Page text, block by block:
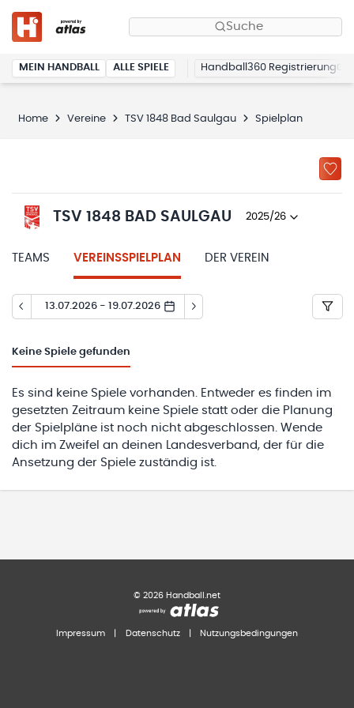
Suche
MEIN HANDBALL ALLE SPIELE Handball360 Registrierung
Home Vereine TSV 1848 Bad Saulgau Spielplan
TSV 1848 BAD SAULGAU 2025/26
TEAMS VEREINSSPIELPLAN DER VEREIN
13.07.2026 - 19.07.2026
Keine Spiele gefunden
Es sind keine Spiele vorhanden. Entweder es finden im
gesetzten Zeitraum keine Spiele statt oder die Planung
der Spielpläne ist noch nicht abgeschlossen. Wende
dich im Zweifel an deinen Landesverband, der für die
Ansetzung der Spiele zuständig ist.
© 2026 Handball.net
Impressum Datenschutz Nutzungsbedingungen